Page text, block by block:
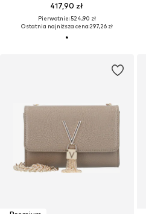
417,90 zł
Pierwotnie: 524,90 zł
Ostatnia najniższa cena:297,26 zł